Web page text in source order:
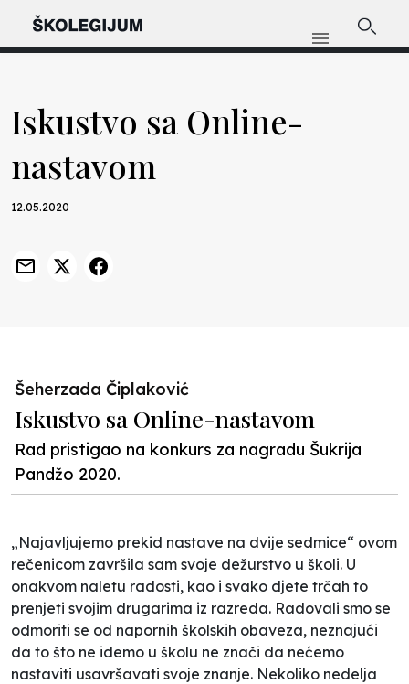
Iskustvo sa Online-
nastavom
12.05.2020
Šeherzada Čiplaković
Iskustvo sa Online-nastavom
Rad pristigao na konkurs za nagradu Šukrija
Pandžo 2020.
„Najavljujemo prekid nastave na dvije sedmice“ ovom
rečenicom završila sam svoje dežurstvo u školi. U
onakvom naletu radosti, kao i svako djete trčah to
prenjeti svojim drugarima iz razreda. Radovali smo se
odmoriti se od napornih školskih obaveza, neznajući
da to što ne idemo u školu ne znači da nećemo
nastaviti usavršavati svoje znanje. Nekoliko nedelja